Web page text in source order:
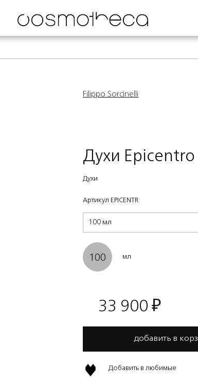
Filippo Sorcinelli
Духи Epicentro
Духи
Артикул EPICENTR
100 мл
100 мл
33 900 ₽
добавить в
Добавить в любимые